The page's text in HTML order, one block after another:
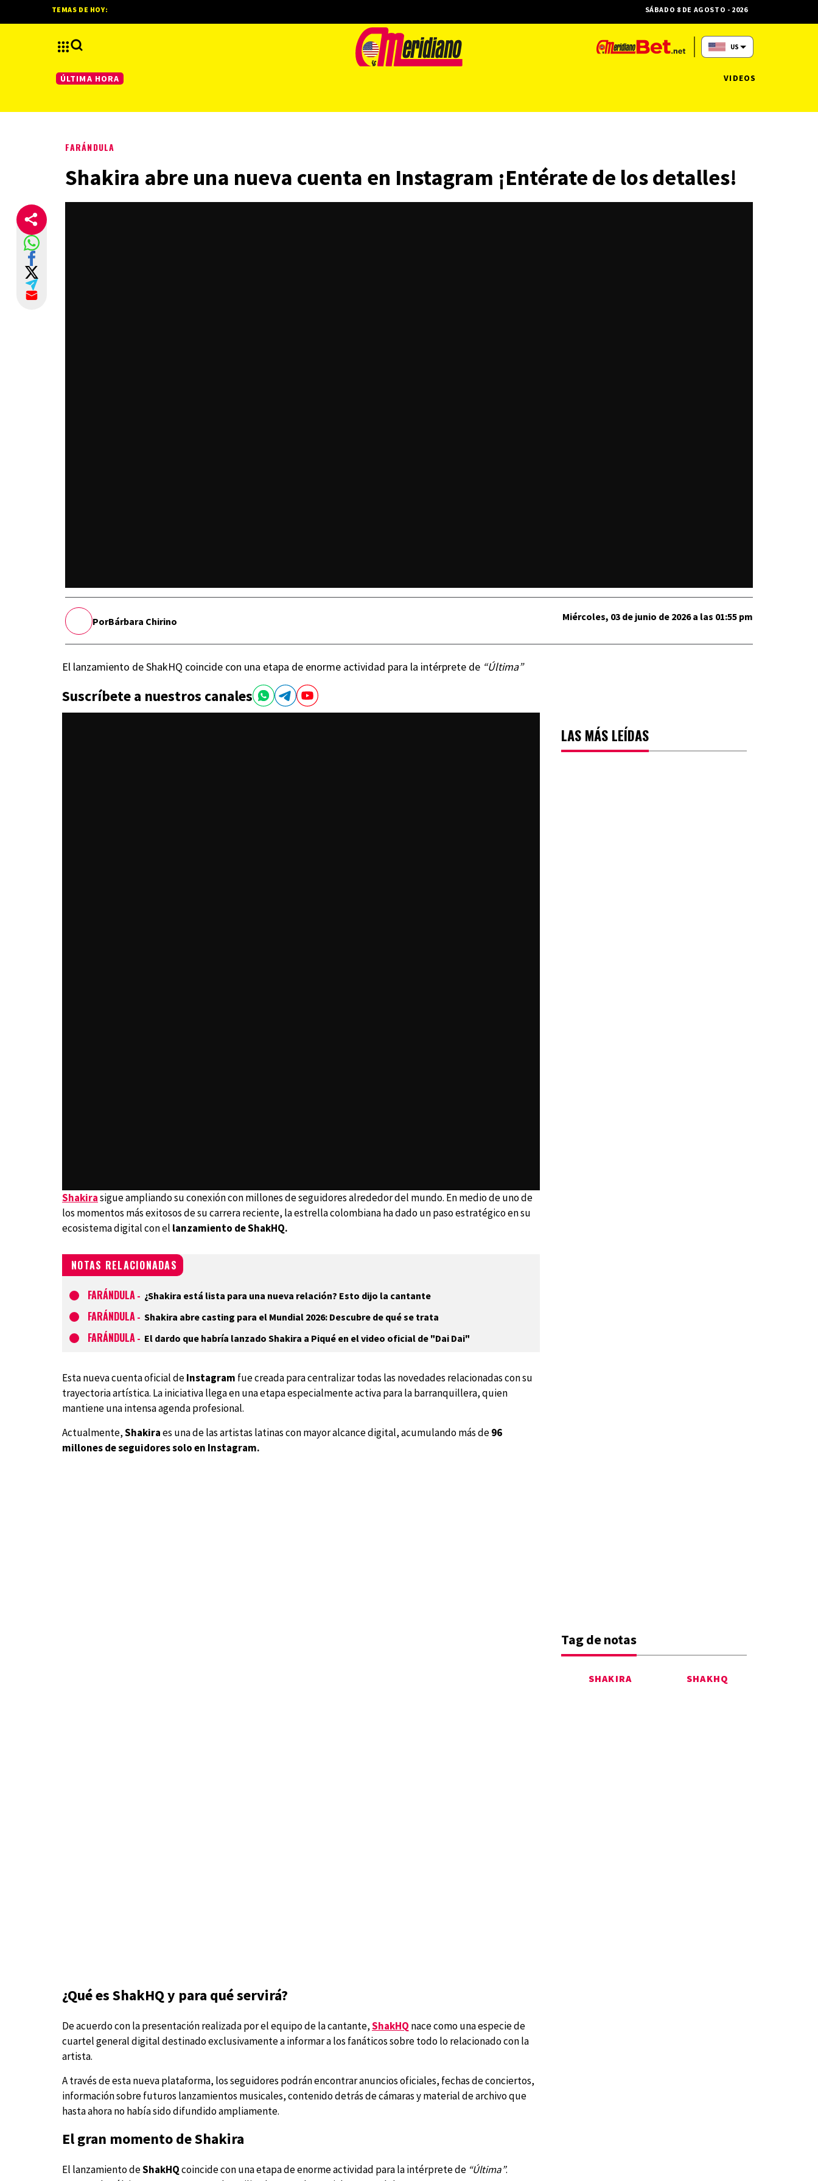
FARÁNDULA
Shakira abre una nueva cuenta en Instagram ¡Entérate de los detalles!
PorBárbara Chirino Miércoles, 03 de junio de 2026 a las 01:55 pm
El lanzamiento de ShakHQ coincide con una etapa de enorme actividad para la intérprete de “Última”
Suscríbete a nuestros canales
Shakirasigue ampliando su conexión con millones de seguidores alrededor del mundo. En medio de uno de
los momentos más exitosos de su carrera reciente, la estrella colombiana ha dado un paso estratégico en su
ecosistema digital con el lanzamiento de ShakHQ.
NOTAS RELACIONADAS
FARÁNDULA - ¿Shakira está lista para una nueva relación? Esto dijo la cantante
FARÁNDULA - Shakira abre casting para el Mundial 2026: Descubre de qué se trata
FARÁNDULA - El dardo que habría lanzado Shakira a Piqué en el video oficial de "Dai Dai"
Esta nueva cuenta oficial deInstagram fue creada para centralizar todas las novedades relacionadas con su
trayectoria artística. La iniciativa llega en una etapa especialmente activa para la barranquillera, quien
mantiene una intensa agenda profesional.
Actualmente,Shakiraes una de las artistas latinas con mayor alcance digital, acumulando más de96
millones de seguidores solo en Instagram.
¿Qué es ShakHQ y para qué servirá?
De acuerdo con la presentación realizada por el equipo de la cantante,ShakHQ nace como una especie de
cuartel general digital destinado exclusivamente a informar a los fanáticos sobre todo lo relacionado con la
artista.
A través de esta nueva plataforma, los seguidores podrán encontrar anuncios oficiales, fechas de conciertos,
información sobre futuros lanzamientos musicales, contenido detrás de cámaras y material de archivo que
hasta ahora no había sido difundido ampliamente.
El gran momento de Shakira
El lanzamiento deShakHQcoincide con una etapa de enorme actividad para la intérprete de “Última”.
LAS MÁS LEÍDAS
Tag de notas
SHAKIRA SHAKHQ
TEMAS DE HOY: SÁBADO 8 DE AGOSTO - 2026
US
ÚLTIMA HORA VIDEOS